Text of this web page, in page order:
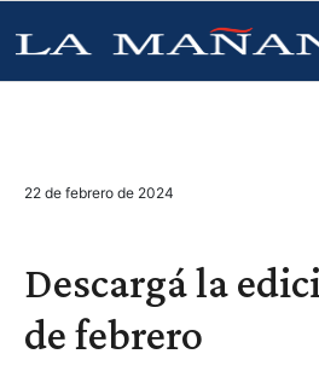
22 de febrero de 2024
Descargá la
de febrero